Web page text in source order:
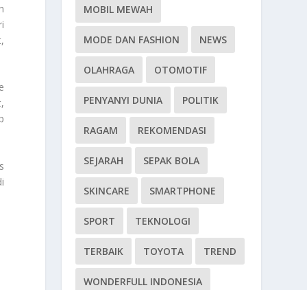
MOBIL MEWAH
MODE DAN FASHION NEWS
OLAHRAGA OTOMOTIF
PENYANYI DUNIA POLITIK
RAGAM REKOMENDASI
SEJARAH SEPAK BOLA
SKINCARE SMARTPHONE
SPORT TEKNOLOGI
TERBAIK TOYOTA TREND
WONDERFULL INDONESIA